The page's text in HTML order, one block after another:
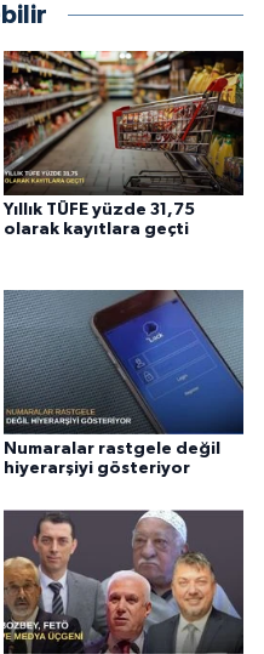
Yıllık TÜFE yüzde 31,75
olarak kayıtlara geçti
Numaralar rastgele değil
hiyerarşiyi gösteriyor